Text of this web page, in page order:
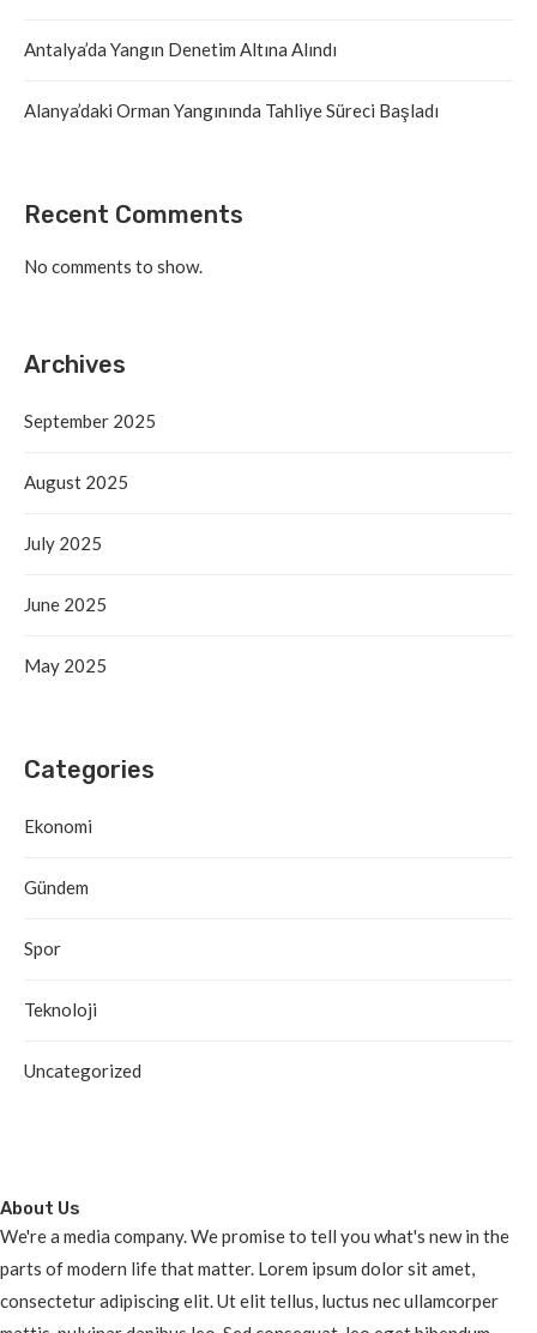
Antalya’da Yangın Denetim Altına Alındı
Alanya’daki Orman Yangınında Tahliye Süreci Başladı
Recent Comments
No comments to show.
Archives
September 2025
August 2025
July 2025
June 2025
May 2025
Categories
Ekonomi
Gündem
Spor
Teknoloji
Uncategorized
About Us
We're a media company. We promise to tell you what's new in the
parts of modern life that matter. Lorem ipsum dolor sit amet,
consectetur adipiscing elit. Ut elit tellus, luctus nec ullamcorper